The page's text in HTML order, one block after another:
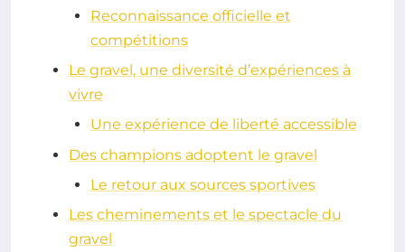
Reconnaissance officielle et
compétitions
Le gravel, une diversité d’expériences à
vivre
Une expérience de liberté accessible
Des champions adoptent le gravel
Le retour aux sources sportives
Les cheminements et le spectacle du
gravel